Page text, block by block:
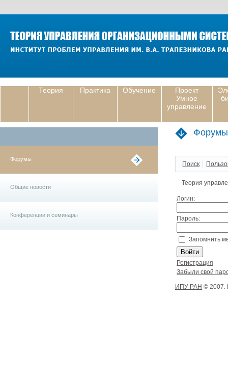
Теория Практика Обучение
Проект
Умное
управление
Форумы
Общие новости
Конференции и семинары
Поиск
Теория
Логин:
Пароль:
Запомнить
Регистрация
Забыли свой
ИПУ РАН © 2007.